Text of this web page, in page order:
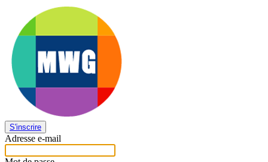
S'inscrire
Adresse e-mail